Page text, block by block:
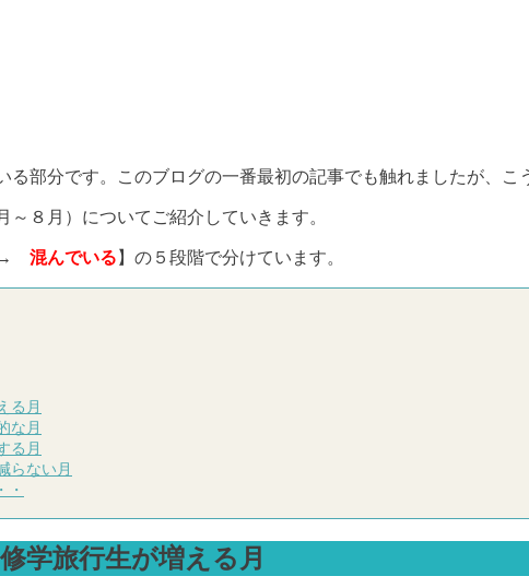
部分です。このブログの一番最初の記事でも触れましたが、こ
８月）についてご紹介していきます。
混んでいる 】の５段階で分けています。
る月
な月
る月
らない月
・
学旅行生が増える月